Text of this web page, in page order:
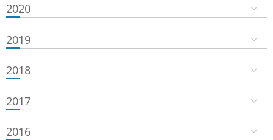
2020
2019
2018
2017
2016